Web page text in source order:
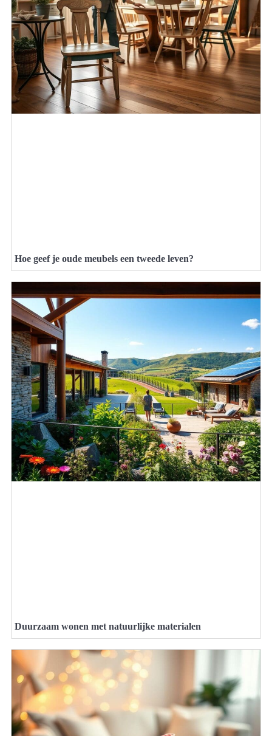
Hoe geef je oude meubels een tweede leven?
Duurzaam wonen met natuurlijke materialen